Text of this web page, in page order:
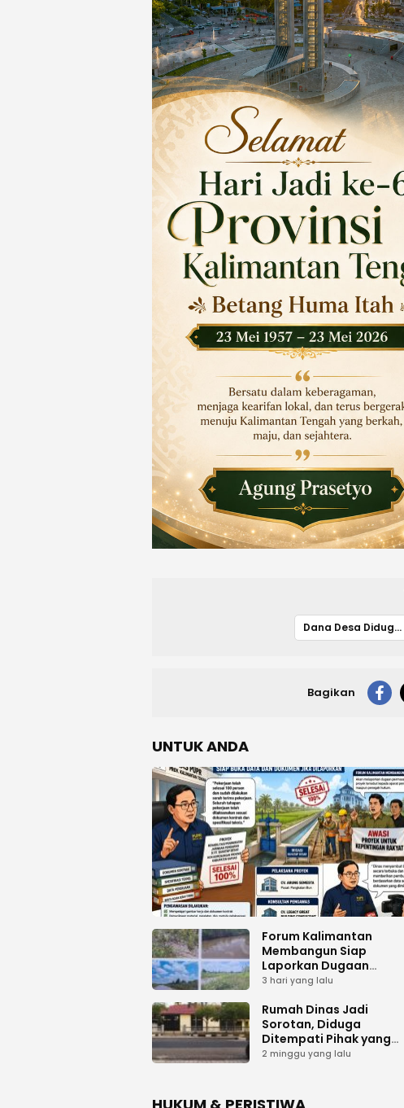
Dana Desa Diduga Disalahgunakan
Bagikan
UNTUK ANDA
Forum Kalimantan
Membangun Siap
Laporkan Dugaan
Proyek Bermasalah
3 hari yang lalu
Rumah Dinas Jadi
Sorotan, Diduga
Ditempati Pihak yang
Tak Berhak
2 minggu yang lalu
HUKUM & PERISTIWA